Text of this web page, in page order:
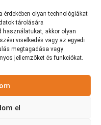
érdekében olyan technológiákat
tárolására
használatukat, akkor olyan
viselkedés vagy az egyedi
megtagadása vagy
jellemzőket ésfunkciókat.
el
adavédelmi